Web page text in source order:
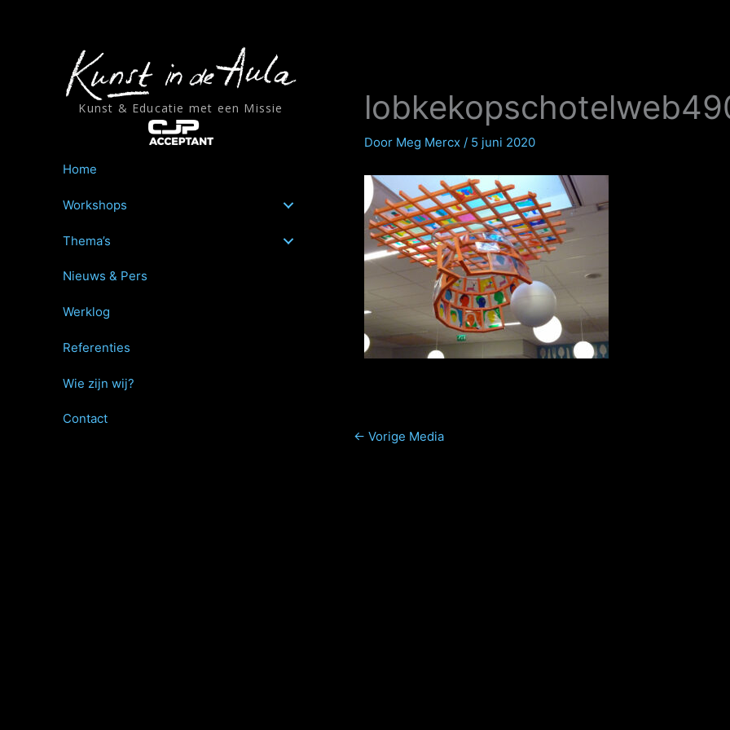
Kunst & Educatie met een Missie
Home
Workshops
Thema’s
Nieuws & Pers
Werklog
Referenties
Wie zijn wij?
Contact
Door Meg Mercx / 5 juni 2020
← Vorige Media